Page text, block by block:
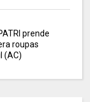
prende
roupas
(AC)